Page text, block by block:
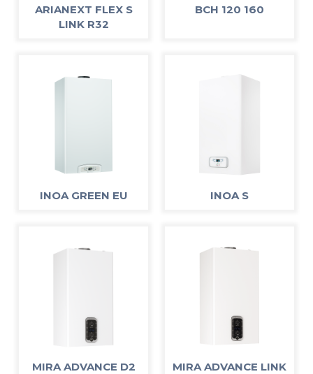
ARIANEXT FLEX S
LINK R32
BCH 120 160
INOA GREEN EU INOA S
MIRA ADVANCE D2 MIRA ADVANCE LINK